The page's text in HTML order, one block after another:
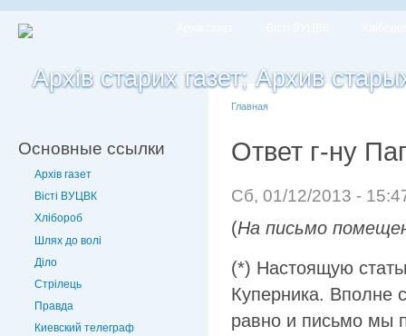
Основные ссылки
Архів газет
Вісті ВУЦВК
Хлібороб
Шлях до волі
Діло
Стрілець
Правда
Киевский телеграф
Главная
Ответ г-ну
Сб, 01/12/2013 -
(На письмо
(*) Настоящую
Куперника. Вполне
равно и письмо мы